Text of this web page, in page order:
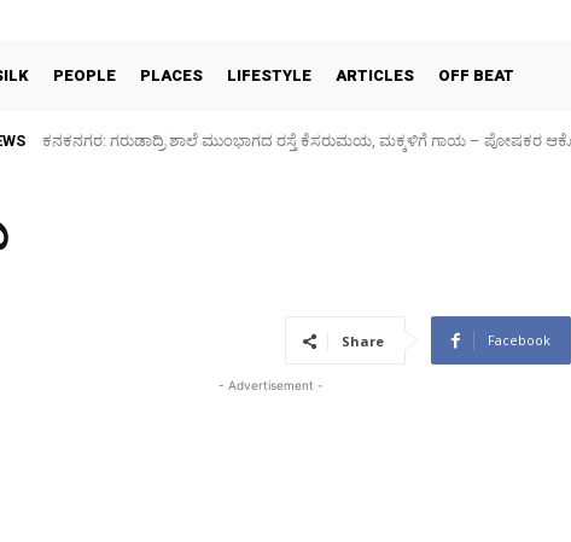
PEOPLE PLACES LIFESTYLE ARTICLES OFF BEAT
Sidlaghatta Silk Cocoon Market-06/08/2026
Share Facebook
- Advertisement -